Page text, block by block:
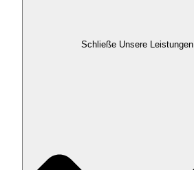
Schließe Unsere Leistungen